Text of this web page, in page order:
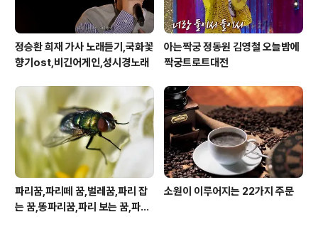
정승환 희재 가사 노래듣기,국화꽃
향기ost,비긴어게인,성시경노래
아는짝궁 정동원 김영철 오늘밤에
짝궁트로트대전
파리꿈,파리떼 꿈,벌레꿈,파리 잡
는 꿈,똥파리꿈,파리 보는 꿈,파리
소원이 이루어지는 22가지 주문